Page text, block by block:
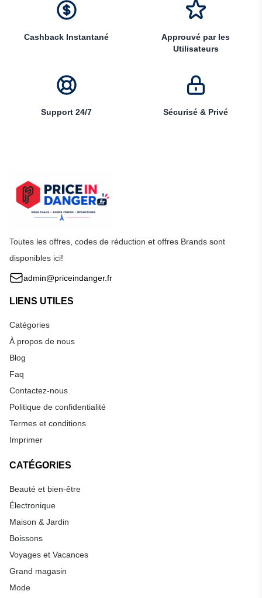
Cashback Instantané
Approuvé par les
Utilisateurs
Support 24/7 Sécurisé & Privé
Toutes les offres, codes de réduction et offres Brands sont
disponibles ici!
admin@priceindanger.fr
LIENS UTILES
Catégories
À propos de nous
Blog
Faq
Contactez-nous
Politique de confidentialité
Termes et conditions
Imprimer
CATÉGORIES
Beauté et bien-être
Électronique
Maison & Jardin
Boissons
Voyages et Vacances
Grand magasin
Mode